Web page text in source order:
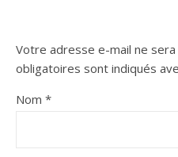
Votre adresse e-mail ne sera
obligatoires sont indiqués
Nom *